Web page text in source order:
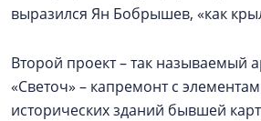
выразился Ян Бобрышев, «как
Второй проект – так называемый
«Светоч» – капремонт с
исторических зданий бывшей